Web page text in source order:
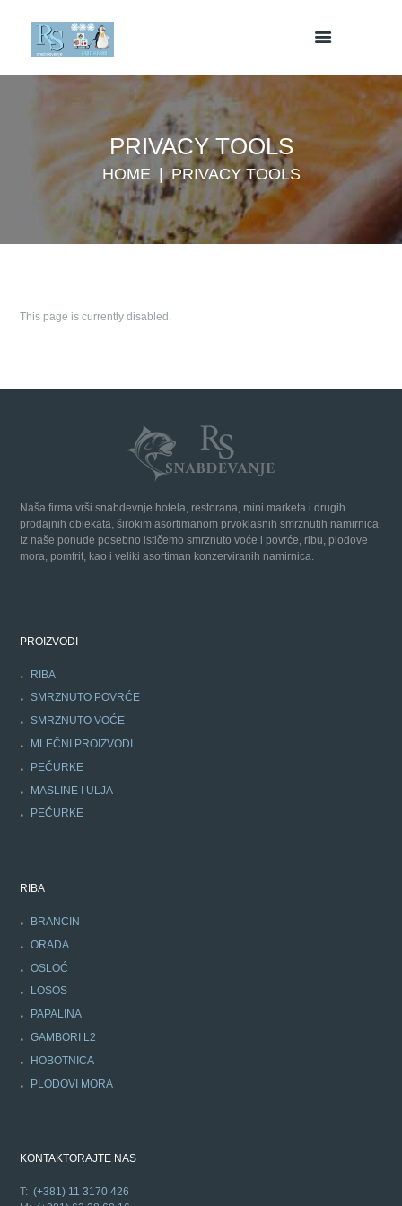
PRIVACY TOOLS
HOME PRIVACY TOOLS
This page is currently disabled.
Naša firma vrši snabdevnje hotela, restorana, mini marketa i drugih
prodajnih objekata, širokim asortimanom prvoklasnih smrznutih namirnica.
Iz naše ponude posebno ističemo smrznuto voće i povrće, ribu, plodove
mora, pomfrit, kao i veliki asortiman konzerviranih namirnica.
PROIZVODI
RIBA
SMRZNUTO POVRĆE
SMRZNUTO VOĆE
MLEČNI PROIZVODI
PEČURKE
MASLINE I ULJA
PEČURKE
RIBA
BRANCIN
ORADA
OSLOĆ
LOSOS
PAPALINA
GAMBORI L2
HOBOTNICA
PLODOVI MORA
KONTAKTORAJTE NAS
T:(+381) 11 3170 426